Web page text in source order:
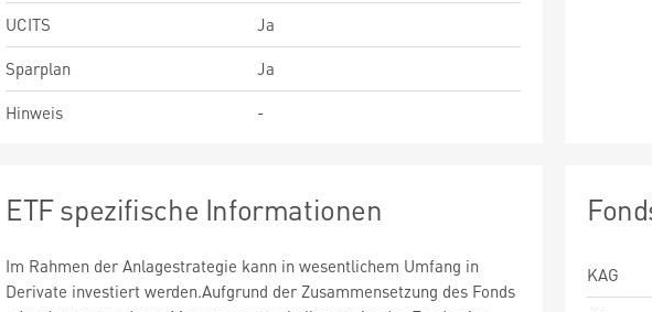
UCITS
Ja
Sparplan
Ja
Hinweis
-
ETF spezifische Informationen
Im Rahmen der Anlagestrategie kann in wesentlichem Umfang in
Derivate investiert werden.Aufgrund der Zusammensetzung des Fonds
KAG